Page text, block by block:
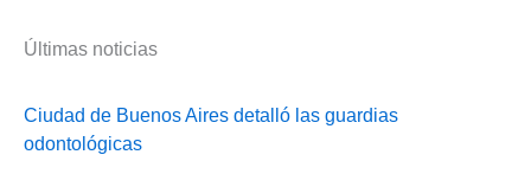
Últimas noticias
Ciudad de Buenos Aires detalló las guardias
odontológicas